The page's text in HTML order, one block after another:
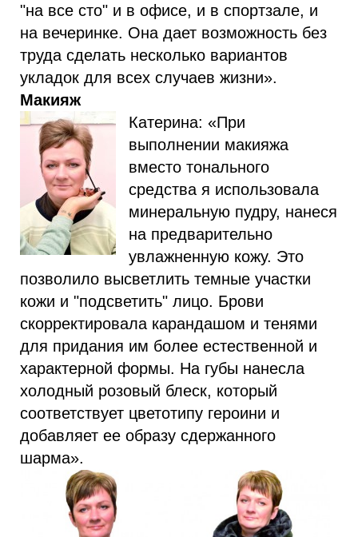
"на все сто" и в офисе, и в спортзале, и
на вечеринке. Она дает возможность без
труда сделать несколько вариантов
укладок для всех случаев жизни».
Макияж
Катерина: «При
выполнении макияжа
вместо тонального
средства я использовала
минеральную пудру, нанеся
на предварительно
увлажненную кожу. Это
позволило высветлить темные участки
кожи и "подсветить" лицо. Брови
скорректировала карандашом и тенями
для придания им более естественной и
характерной формы. На губы нанесла
холодный розовый блеск, который
соответствует цветотипу героини и
добавляет ее образу сдержанного
шарма».